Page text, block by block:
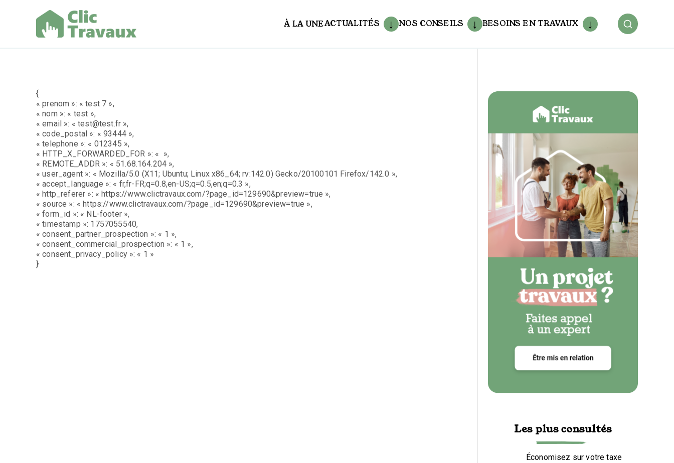
À LA UNEACTUALITÉS NOS CONSEILS BESOINS EN TRAVAUX
{
« prenom »: « test 7 »,
« nom »: « test »,
« email »: « test@test.fr »,
« code_postal »: « 93444 »,
« telephone »: « 012345 »,
« HTTP_X_FORWARDED_FOR »: « »,
« REMOTE_ADDR »: « 51.68.164.204 »,
« user_agent »: « Mozilla/5.0 (X11; Ubuntu; Linux x86_64; rv:142.0) Gecko/20100101 Firefox/142.0 »,
« accept_language »: « fr,fr-FR;q=0.8,en-US;q=0.5,en;q=0.3 »,
« http_referer »: « https://www.clictravaux.com/?page_id=129690&preview=true »,
« source »: « https://www.clictravaux.com/?page_id=129690&preview=true »,
« form_id »: « NL-footer »,
« timestamp »: 1757055540,
« consent_partner_prospection »: « 1 »,
« consent_commercial_prospection »: « 1 »,
« consent_privacy_policy »: « 1 »
}
Les plus consultés
Économisez sur votre taxe